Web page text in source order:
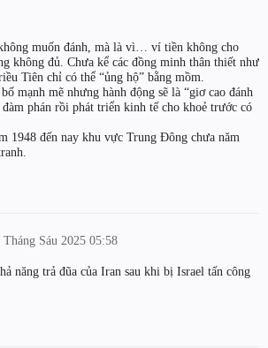
muốn đánh, mà là vì… ví tiền không cho
không đủ. Chưa kể các đồng minh thân thiết như
Tiên chỉ có thể “ủng hộ” bằng mồm.
mạnh mẽ nhưng hành động sẽ là “giơ cao đánh
phán rồi phát triển kinh tế cho khoẻ trước có
1948 đến nay khu vực Trung Đông chưa năm
Tháng Sáu 2025 05:58
năng trả đũa của Iran sau khi bị Israel tấn công